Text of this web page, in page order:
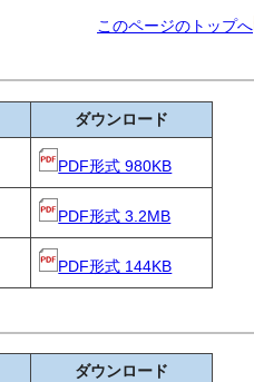
このページのトップへ
ダウンロード
PDF形式 980KB
PDF形式 3.2MB
PDF形式 144KB
ダウンロード